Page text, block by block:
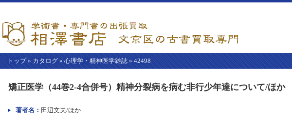
トップ» カタログ » 心理学・精神医学雑誌 » 42498
か
本
矯正医学（44巻2-4合併号）精神分裂病を病む非行少年達について/ほか
著者名： 田辺文夫/ほか